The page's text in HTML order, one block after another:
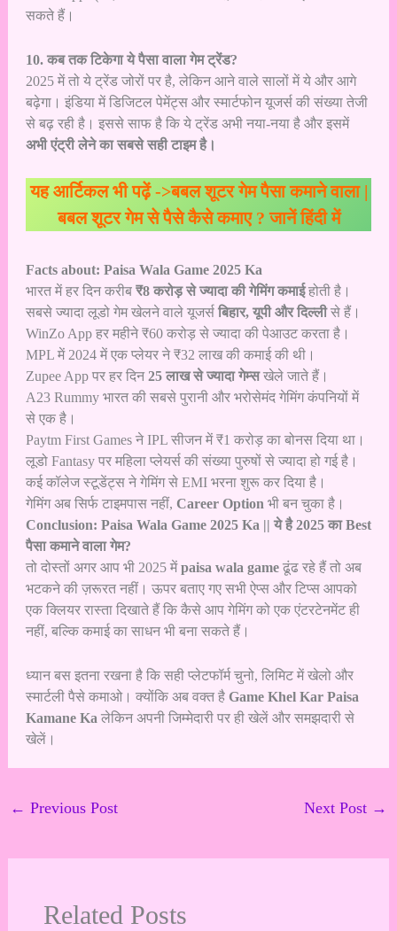
सकते हैं।
10. कब तक टिकेगा ये पैसा वाला गेम ट्रेंड?
2025 में तो ये ट्रेंड जोरों पर है, लेकिन आने वाले सालों में ये और आगे
बढ़ेगा। इंडिया में डिजिटल पेमेंट्स और स्मार्टफोन यूजर्स की संख्या तेजी
से बढ़ रही है। इससे साफ है कि ये ट्रेंड अभी नया-नया है और इसमें
अभी एंट्री लेने का सबसे सही टाइम है।
यह आर्टिकल भी पढ़ें ->बबल शूटर गेम पैसा कमाने वाला |
बबल शूटर गेम से पैसे कैसे कमाए ? जानें हिंदी में
Facts about: Paisa Wala Game 2025 Ka
भारत में हर दिन करीब ₹8 करोड़ से ज्यादा की गेमिंग कमाईहोती है।
सबसे ज्यादा लूडो गेम खेलने वाले यूजर्स बिहार, यूपी और दिल्लीसे हैं।
WinZo App हर महीने ₹60 करोड़ से ज्यादा की पेआउट करता है।
MPL में 2024 में एक प्लेयर ने ₹32 लाख की कमाई की थी।
Zupee App पर हर दिन25 लाख से ज्यादा गेम्सखेले जाते हैं।
A23 Rummy भारत की सबसे पुरानी और भरोसेमंद गेमिंग कंपनियों में
से एक है।
Paytm First Games ने IPL सीजन में ₹1 करोड़ का बोनस दिया था।
लूडो Fantasy पर महिला प्लेयर्स की संख्या पुरुषों से ज्यादा हो गई है।
कई कॉलेज स्टूडेंट्स ने गेमिंग से EMI भरना शुरू कर दिया है।
गेमिंग अब सिर्फ टाइमपास नहीं, Career Optionभी बन चुका है।
Conclusion: Paisa Wala Game 2025 Ka || ये है 2025 का Best
पैसा कमाने वाला गेम?
तो दोस्तों अगर आप भी 2025 मेंpaisa wala gameढूंढ रहे हैं तो अब
भटकने की ज़रूरत नहीं। ऊपर बताए गए सभी ऐप्स और टिप्स आपको
एक क्लियर रास्ता दिखाते हैं कि कैसे आप गेमिंग को एक एंटरटेनमेंट ही
नहीं, बल्कि कमाई का साधन भी बना सकते हैं।
ध्यान बस इतना रखना है कि सही प्लेटफॉर्म चुनो, लिमिट में खेलो और
स्मार्टली पैसे कमाओ। क्योंकि अब वक्त है Game Khel Kar Paisa
Kamane Ka लेकिन अपनी जिम्मेदारी पर ही खेलें और समझदारी से
खेलें।
← Previous Post Next Post →
Related Posts